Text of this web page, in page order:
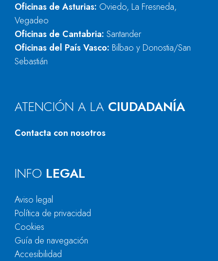
Oficinas de Asturias: Oviedo, La Fresneda,
Vegadeo
Oficinas de Cantabria: Santander
Oficinas del País Vasco: Bilbao y Donostia/San
Sebastián
ATENCIÓN A LA CIUDADANÍA
Contacta con nosotros
INFO LEGAL
Aviso legal
Política de privacidad
Cookies
Guía de navegación
Accesibilidad